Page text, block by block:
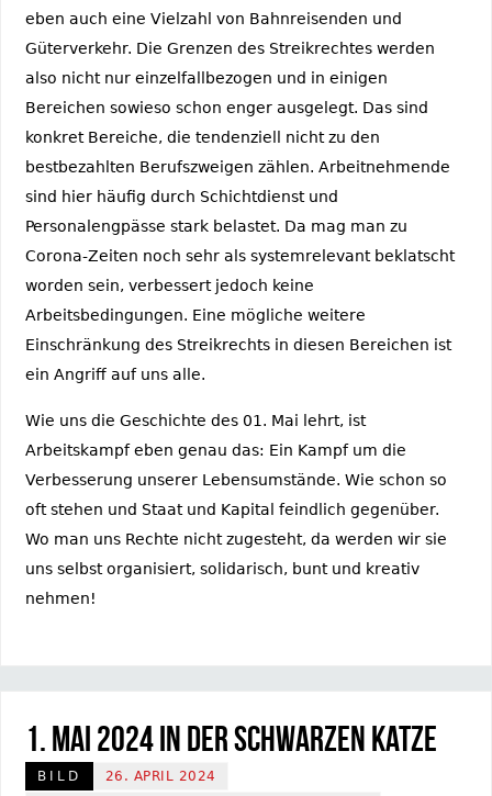
eben auch eine Vielzahl von Bahnreisenden und
Güterverkehr. Die Grenzen des Streikrechtes werden
also nicht nur einzelfallbezogen und in einigen
Bereichen sowieso schon enger ausgelegt. Das sind
konkret Bereiche, die tendenziell nicht zu den
bestbezahlten Berufszweigen zählen. Arbeitnehmende
sind hier häufig durch Schichtdienst und
Personalengpässe stark belastet. Da mag man zu
Corona-Zeiten noch sehr als systemrelevant beklatscht
worden sein, verbessert jedoch keine
Arbeitsbedingungen. Eine mögliche weitere
Einschränkung des Streikrechts in diesen Bereichen ist
ein Angriff auf uns alle.
Wie uns die Geschichte des 01. Mai lehrt, ist
Arbeitskampf eben genau das: Ein Kampf um die
Verbesserung unserer Lebensumstände. Wie schon so
oft stehen und Staat und Kapital feindlich gegenüber.
Wo man uns Rechte nicht zugesteht, da werden wir sie
uns selbst organisiert, solidarisch, bunt und kreativ
nehmen!
1. Mai 2024 in der Schwarzen Katze
BILD
26. APRIL 2024